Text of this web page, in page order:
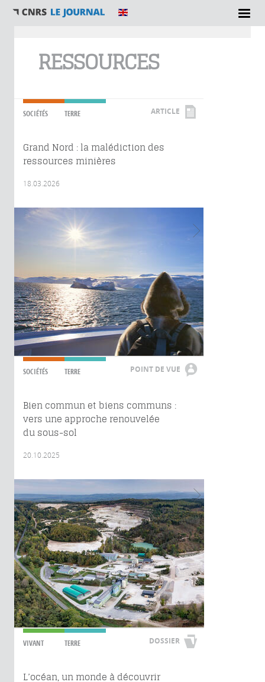
RESSOURCES
SOCIÉTÉS TERRE ARTICLE
Grand Nord : la malédiction des
ressources minières
18.03.2026
SOCIÉTÉS TERRE POINT DE VUE
Bien commun et biens communs :
vers une approche renouvelée
du sous-sol
20.10.2025
VIVANT TERRE DOSSIER
L’océan, un monde à découvrir